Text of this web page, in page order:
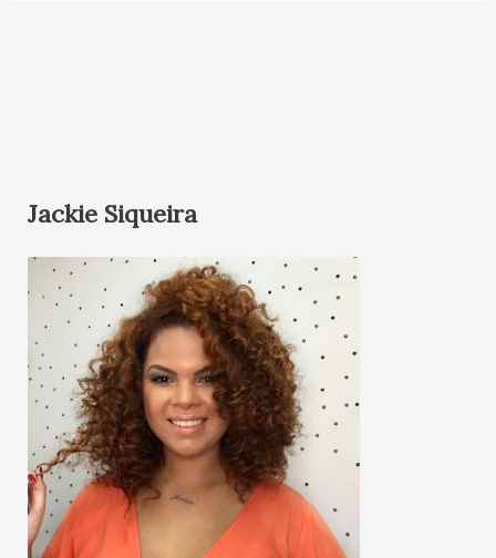
Jackie Siqueira